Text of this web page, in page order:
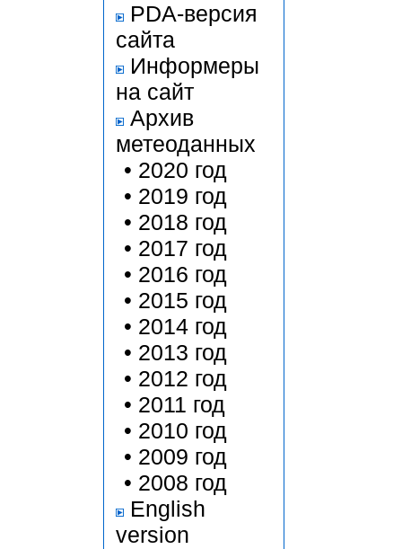
PDA-версия
сайта
Информеры
на сайт
Архив
метеоданных
• 2020 год
• 2019 год
• 2018 год
• 2017 год
• 2016 год
• 2015 год
• 2014 год
• 2013 год
• 2012 год
• 2011 год
• 2010 год
• 2009 год
• 2008 год
English
version